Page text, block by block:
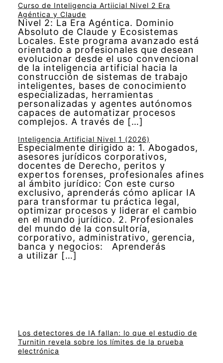
Curso de Inteligencia Artiicial Nivel 2 Era
Agéntica y Claude
Nivel 2: La Era Agéntica. Dominio
Absoluto de Claude y Ecosistemas
Locales. Este programa avanzado está
orientado a profesionales que desean
evolucionar desde el uso convencional
de la inteligencia artificial hacia la
construcción de sistemas de trabajo
inteligentes, bases de conocimiento
especializadas, herramientas
personalizadas y agentes autónomos
capaces de automatizar procesos
complejos. A través de […]
Inteligencia Artificial Nivel 1 (2026)
Especialmente dirigido a: 1. Abogados,
asesores jurídicos corporativos,
docentes de Derecho, peritos y
expertos forenses, profesionales afines
al ámbito jurídico: Con este curso
exclusivo, aprenderás cómo aplicar IA
para transformar tu práctica legal,
optimizar procesos y liderar el cambio
en el mundo jurídico. 2. Profesionales
del mundo de la consultoría,
corporativo, administrativo, gerencia,
banca y negocios: Aprenderás
a utilizar […]
Los detectores de IA fallan: lo que el estudio de
Turnitin revela sobre los límites de la prueba
electrónica